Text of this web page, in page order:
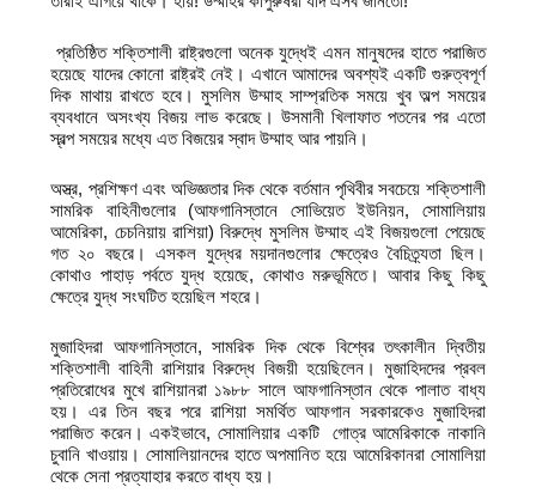
প্রতিষ্ঠিত শক্তিশালী রাষ্ট্রগুলো অনেক যুদ্ধেই এমন মানুষদের হাতে পরাজিত
হয়েছে যাদের কোনো রাষ্ট্রই নেই। এখানে আমাদের অবশ্যই একটি গুরুত্বপূর্ণ
দিক মাথায় রাখতে হবে। মুসলিম উম্মাহ সাম্প্রতিক সময়ে খুব অল্প সময়ের
ব্যবধানে অসংখ্য বিজয় লাভ করেছে। উসমানী খিলাফাত পতনের পর এতো
স্বল্প সময়ের মধ্যে এত বিজয়ের স্বাদ উম্মাহ আর পায়নি।
অস্ত্র, প্রশিক্ষণ এবং অভিজ্ঞতার দিক থেকে বর্তমান পৃথিবীর সবচেয়ে শক্তিশালী
সামরিক বাহিনীগুলোর (আফগানিস্তানে সোভিয়েত ইউনিয়ন, সোমালিয়ায়
আমেরিকা, চেচনিয়ায় রাশিয়া) বিরুদ্ধে মুসলিম উম্মাহ এই বিজয়গুলো পেয়েছে
গত ২০ বছরে। এসকল যুদ্ধের ময়দানগুলোর ক্ষেত্রেও বৈচিত্র্যতা ছিল।
কোথাও পাহাড় পর্বতে যুদ্ধ হয়েছে, কোথাও মরুভূমিতে। আবার কিছু কিছু
ক্ষেত্রে যুদ্ধ সংঘটিত হয়েছিল শহরে।
মুজাহিদরা আফগানিস্তানে, সামরিক দিক থেকে বিশ্বের তৎকালীন দ্বিতীয়
শক্তিশালী বাহিনী রাশিয়ার বিরুদ্ধে বিজয়ী হয়েছিলেন। মুজাহিদদের প্রবল
প্রতিরোধের মুখে রাশিয়ানরা ১৯৮৮ সালে আফগানিস্তান থেকে পালাত বাধ্য
হয়। এর তিন বছর পরে রাশিয়া সমর্থিত আফগান সরকারকেও মুজাহিদরা
পরাজিত করেন। একইভাবে, সোমালিয়ার একটি গোত্র আমেরিকাকে নাকানি
চুবানি খাওয়ায়। সোমালিয়ানদের হাতে অপমানিত হয়ে আমেরিকানরা সোমালিয়া
থেকে সেনা প্রত্যাহার করতে বাধ্য হয়।